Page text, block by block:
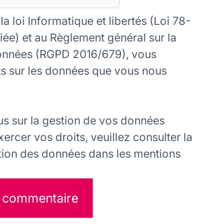
loi Informatique et libertés (Loi 78-
et au Règlement général sur la
(RGPD 2016/679), vous
sur les données que vous nous
sur la gestion de vos données
vos droits, veuillez consulter la
des données dans les mentions